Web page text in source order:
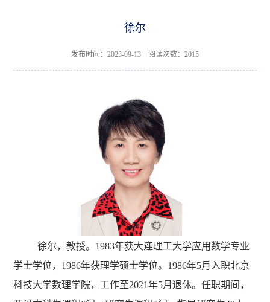
徐尔
发布时间：2023-09-13 阅读次数： 2015
徐尔，教授。1983年获大连理工大学应用数学专业
学士学位，1986年获理学硕士学位。1986年5月入职北京
科技大学数理学院，工作至2021年5月退休。任职期间，